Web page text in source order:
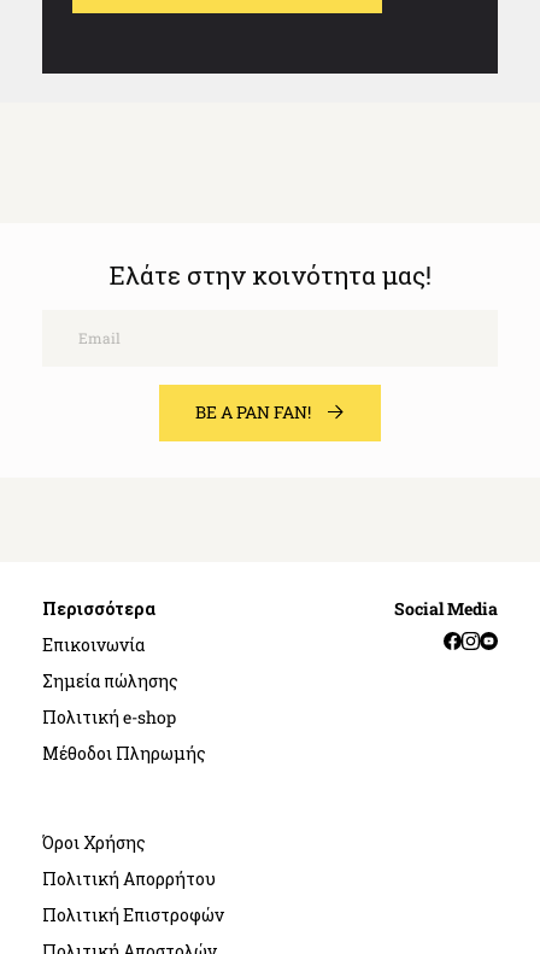
Ελάτε στην κοινότητα μας!
BE A PAN FAN!
Περισσότερα
Επικοινωνία
Σημεία πώλησης
Πολιτική e-shop
Μέθοδοι Πληρωμής
Όροι Χρήσης
Πολιτική Απορρήτου
Πολιτική Επιστροφών
Social Media
Facebook